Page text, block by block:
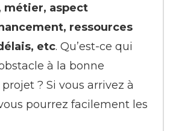
métier, aspect
ressources
etc. Qu’est-ce qui
à la bonne
? Si vous arrivez à
pourrez facilement les